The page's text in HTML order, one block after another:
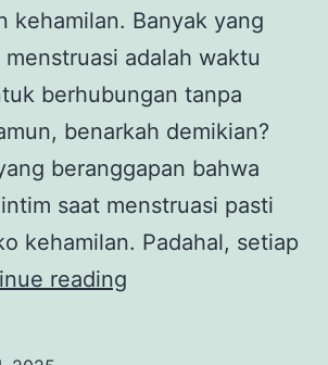
kehamilan. Banyak yang
menstruasi adalah waktu
berhubungan tanpa
benarkah demikian?
beranggapan bahwa
saat menstruasi pasti
kehamilan. Padahal, setiap
reading